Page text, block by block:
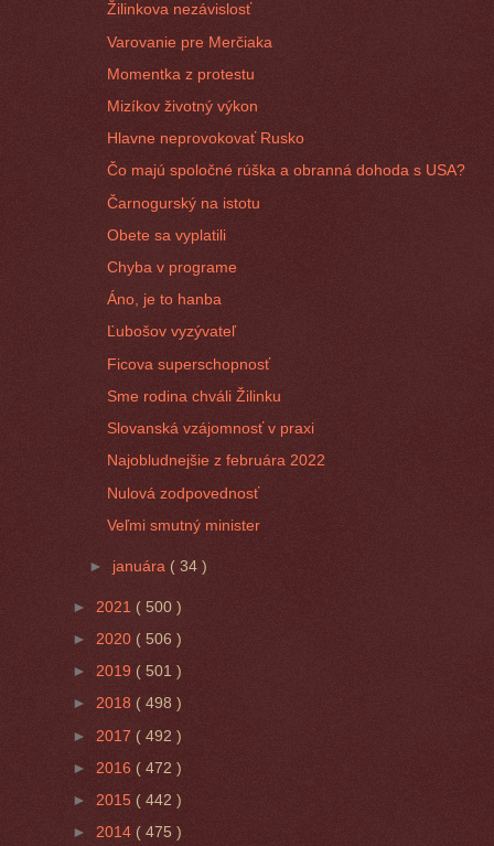
Žilinkova nezávislosť
Varovanie pre Merčiaka
Momentka z protestu
Mizíkov životný výkon
Hlavne neprovokovať Rusko
Čo majú spoločné rúška a obranná dohoda s USA?
Čarnogurský na istotu
Obete sa vyplatili
Chyba v programe
Áno, je to hanba
Ľubošov vyzývateľ
Ficova superschopnosť
Sme rodina chváli Žilinku
Slovanská vzájomnosť v praxi
Najobludnejšie z februára 2022
Nulová zodpovednosť
Veľmi smutný minister
► januára ( 34 )
► 2021 ( 500 )
► 2020 ( 506 )
► 2019 ( 501 )
► 2018 ( 498 )
► 2017 ( 492 )
► 2016 ( 472 )
► 2015 ( 442 )
► 2014 ( 475 )